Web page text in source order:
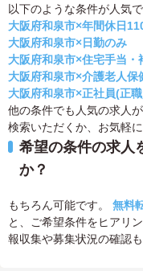
以下のような条件が人気で
大阪府和泉市×年間休日
大阪府和泉市×日勤のみ
大阪府和泉市×住宅手当・
大阪府和泉市×介護老人保
大阪府和泉市×正社員(正
他の条件でも人気の求人
検索いただくか、お気軽
希望の条件の求人
か？
もちろん可能です。 無料
と、ご希望条件をヒアリ
報収集や募集状況の確認